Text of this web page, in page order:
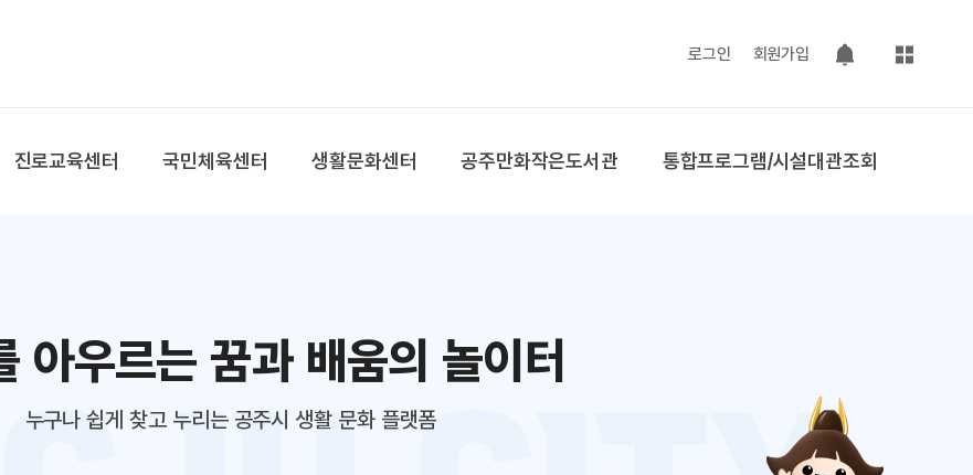
로그인 회원가입
팝업 열기
사이트맵
진로교육센터 국민체육센터 생활문화센터 공주만화작은도서관 통합프로그램/시설대관조회
아우르는 꿈과 배움의 놀이터
누구나 쉽게 찾고 누리는 공주시 생활 문화 플랫폼